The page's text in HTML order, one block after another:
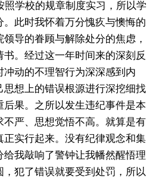
照学校的规章制度实习，所以学
此时我怀着万分愧疚与懊悔的
导的眷顾与解除处分的焦虑，
。经过这一年时间来的深刻反
冲动的不理智行为深深感到内
思想上的错误根源进行深挖细找
果。之所以发生违纪事件是本
不严、思想觉悟不高。就算是有
正实行起来。没有纪律观念和集
我敲响了警钟让我幡然醒悟理
犯了错误就要受到处罚，所以